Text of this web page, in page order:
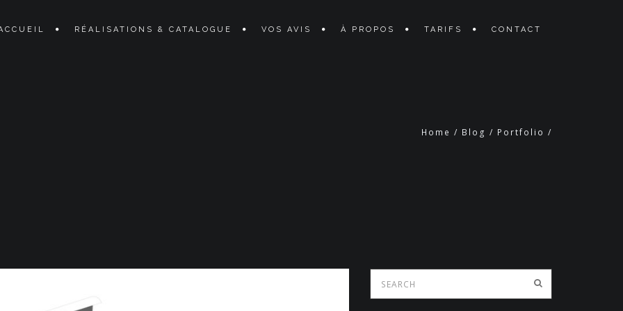
RÉALISATIONS & CATALOGUE VOS AVIS À PROPOS TARIFS CONTACT
Home / Blog / Portfolio /